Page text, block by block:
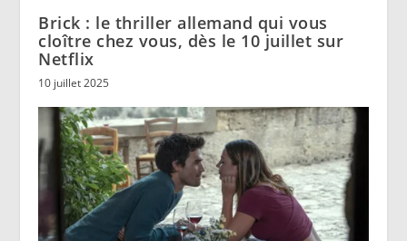
Brick : le thriller allemand qui vous
cloître chez vous, dès le 10 juillet sur
Netflix
10 juillet 2025